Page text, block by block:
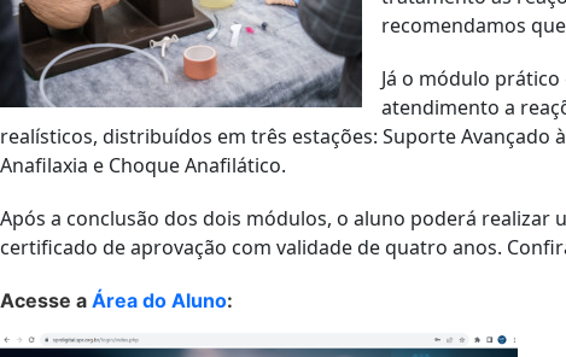
recomendamos
Já o módulo
atendimento a
realísticos, distribuídos em três estações: Suporte Avançado
Anafilaxia e Choque Anafilático.
Após a conclusão dos dois módulos, o aluno poderá realizar
certificado de aprovação com validade de quatro anos.
Acesse a Área do Aluno: